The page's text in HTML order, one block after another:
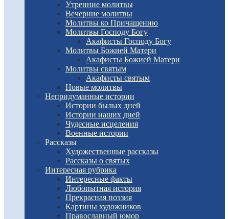
Утренние молитвы
Вечерние молитвы
Молитвы ко Причащению
Молитвы Господу Богу
Акафисты Господу Богу
Молитвы Божией Матери
Акафисты Божией Матери
Молитвы святым
Акафисты святым
Новые молитвы
Непридуманные истории
Истории былых дней
Истории наших дней
Чудесные исцеления
Военные истории
Рассказы
Художественные рассказы
Рассказы о святых
Интересная рубрика
Интересные факты
Любопытная история
Прекрасная поэзия
Картины художников
Православный юмор